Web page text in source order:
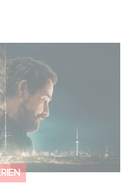
Netflix Top 10 der nicht-